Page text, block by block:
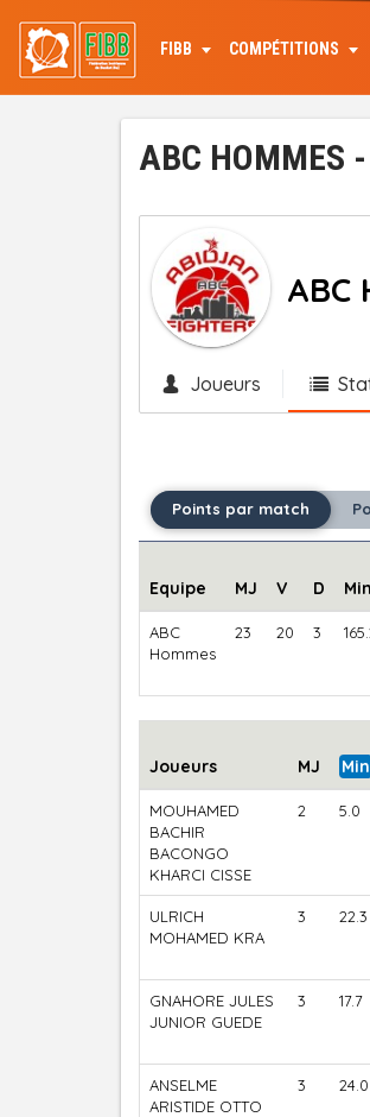
contenu
principal
FIBB COMPÉTITIONS
ABC HOMMES
ABC
Joueurs
Points par match
Equipe MJ V D Min
ABC
Hommes
23 20 3
Joueurs MJ Min
MOUHAMED
BACHIR
BACONGO
KHARCI CISSE
2 5.0
ULRICH
MOHAMED KRA
3 22.3
GNAHORE JULES
JUNIOR GUEDE
3 17.7
ANSELME
ARISTIDE OTTO
3 24.0